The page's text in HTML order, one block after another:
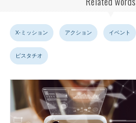
X-ミッション アクション イベント
ピスタチオ